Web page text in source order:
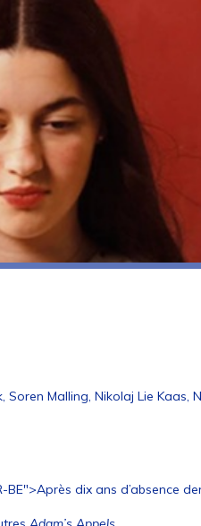
Soren Malling, Nikolaj Lie Kaas,
BE">Après dix ans d’absence